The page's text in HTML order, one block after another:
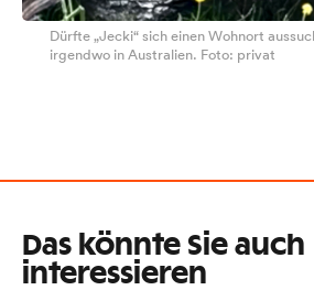
Dürfte „Jecki“ sich einen Wohnort
irgendwo in Australien. Foto: privat
Das könnte Sie auch
interessieren